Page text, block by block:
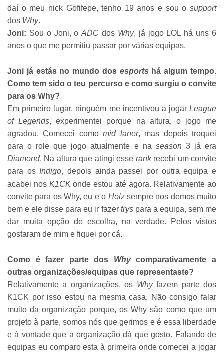
daí o meu nick Gofifepe, tenho 19 anos e sou o support
dos Why.
Joni: Sou o Joni, oADC dos Why, já jogo LOL há uns 6
anos o que me permitiu passar por várias equipas.
Joni já estás no mundo dos esports há algum tempo.
Como tem sido o teu percurso e como surgiu o convite
para os Why?
Em primeiro lugar, ninguém me incentivou a jogar League
of Legends, experimentei porque na altura, o jogo me
agradou. Comecei comomid laner, mas depois troquei
para o role que jogo atualmente e na season3 já era
Diamond. Na altura que atingi esse rankrecebi um convite
para os Indigo, depois ainda passei por outra equipa e
acabei nos K1CKonde estou até agora. Relativamente ao
convite para os Why, eu e o Holzsempre nos demos muito
bem e ele disse para eu ir fazer tryspara a equipa, sem me
dar muita opção de escolha, na verdade. Pelos vistos
gostaram de mim e fiquei por cá.
Como é fazer parte dos Whycomparativamente a
outras organizações/equipas que representaste?
Relativamente a organizações, os Whyfazem parte dos
K1CK por isso estou na mesma casa. Não consigo falar
muito da organização porque, os Why são como que um
projeto à parte, somos nós que gerimos e é essa liberdade
e à vontade que a organização dá que gosto. Falando de
equipas eu comparo esta à primeira onde comecei a jogar